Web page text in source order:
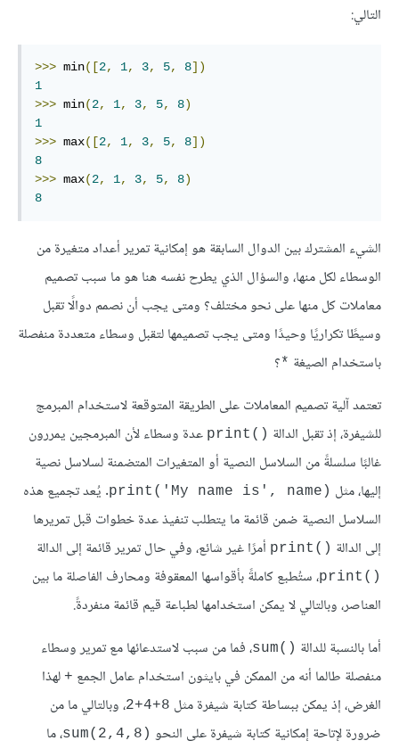
التالي:
>>> min([2, 1, 3, 5, 8])
1
>>> min(2, 1, 3, 5, 8)
1
>>> max([2, 1, 3, 5, 8])
8
>>> max(2, 1, 3, 5, 8)
8
الشيء المشترك بين الدوال السابقة هو إمكانية تمرير أعداد متغيرة من
الوسطاء لكل منها، والسؤال الذي يطرح نفسه هنا هو ما سبب تصميم
معاملات كل منها على نحو مختلف؟ ومتى يجب أن نصمم دوالًا تقبل
وسيطًا تكراريًا وحيدًا ومتى يجب تصميمها لتقبل وسطاء متعددة منفصلة
باستخدام الصيغة *؟
تعتمد آلية تصميم المعاملات على الطريقة المتوقعة لاستخدام المبرمج
للشيفرة، إذ تقبل الدالة ()print
عدة وسطاء لأن المبرمجين يمررون
غالبًا سلسلةً من السلاسل النصية أو المتغيرات المتضمنة لسلاسل نصية
إليها، مثل (print('My name is', name
. يُعد تجميع هذه
السلاسل النصية ضمن قائمة ما يتطلب تنفيذ عدة خطوات قبل تمريرها
إلى الدالة ()print أمرًا غير شائع، وفي حال تمرير قائمة إلى الدالة
()print
، ستُطبع كاملةً بأقواسها المعقوفة ومحارف الفاصلة ما بين
العناصر، وبالتالي لا يمكن استخدامها لطباعة قيم قائمة منفردةً.
أما بالنسبة للدالة ()sum
، فما من سبب لاستدعائها مع تمرير وسطاء
منفصلة طالما أنه من الممكن في بايثون استخدام عامل الجمع + لهذا
الغرض، إذ يمكن ببساطة كتابة شيفرة مثل 8+4+2
، وبالتالي ما من
ضرورة لإتاحة إمكانية كتابة شيفرة على النحو (2,4,8)sum
، ما